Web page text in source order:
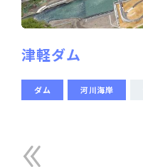
津軽ダム
ダム 河川海岸